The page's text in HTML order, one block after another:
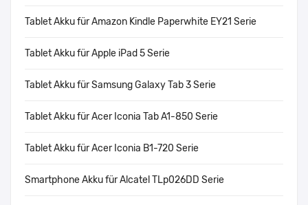
Tablet Akku für Amazon Kindle Paperwhite EY21 Serie
Tablet Akku für Apple iPad 5 Serie
Tablet Akku für Samsung Galaxy Tab 3 Serie
Tablet Akku für Acer Iconia Tab A1-850 Serie
Tablet Akku für Acer Iconia B1-720 Serie
Smartphone Akku für Alcatel TLp026DD Serie